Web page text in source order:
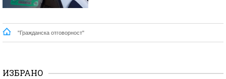
"Гражданска отговорност"
ИЗБРАНО